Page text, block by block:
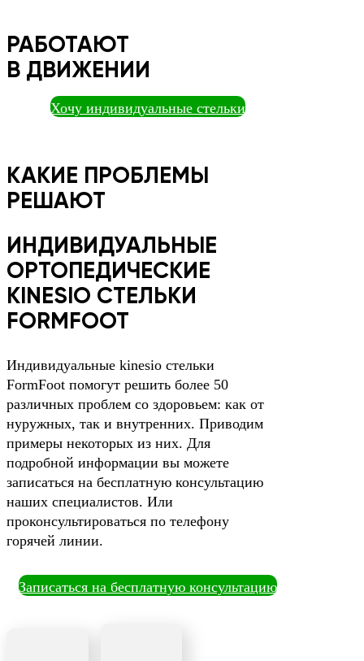
РАБОТАЮТ
В ДВИЖЕНИИ
Хочу индивидуальные стельки
КАКИЕ ПРОБЛЕМЫ
РЕШАЮТ
ИНДИВИДУАЛЬНЫЕ
ОРТОПЕДИЧЕСКИЕ
KINESIO СТЕЛЬКИ
FORMFOOT
Индивидуальные kinesio стельки
FormFoot помогут решить более 50
различных проблем со здоровьем: как от
нуружных, так и внутренних. Приводим
примеры некоторых из них. Для
подробной информации вы можете
записаться на бесплатную консультацию
наших специалистов. Или
проконсультироваться по телефону
горячей линии.
Записаться на бесплатную консультацию